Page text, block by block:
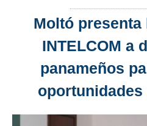
Moltó presenta
INTELCOM a
panameños